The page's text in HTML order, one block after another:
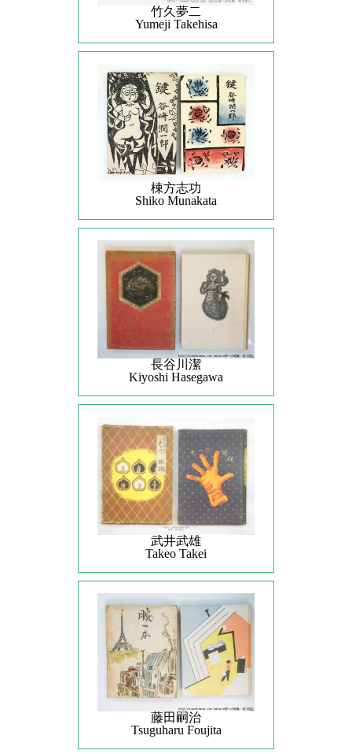
竹久夢二
Yumeji Takehisa
棟方志功
Shiko Munakata
長谷川潔
Kiyoshi Hasegawa
武井武雄
Takeo Takei
藤田嗣治
Tsuguharu Foujita